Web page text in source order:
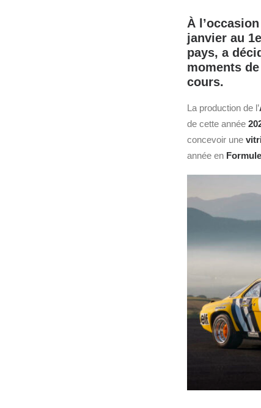
À
janvier au
pays, a
moments
cours.
La production de l’
de cette année
concevoir une
année en